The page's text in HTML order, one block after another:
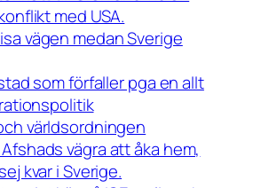
med USA.
vägen medan Sverige
som förfaller pga en allt
världsordningen
vägra att åka hem,
kvar i Sverige.